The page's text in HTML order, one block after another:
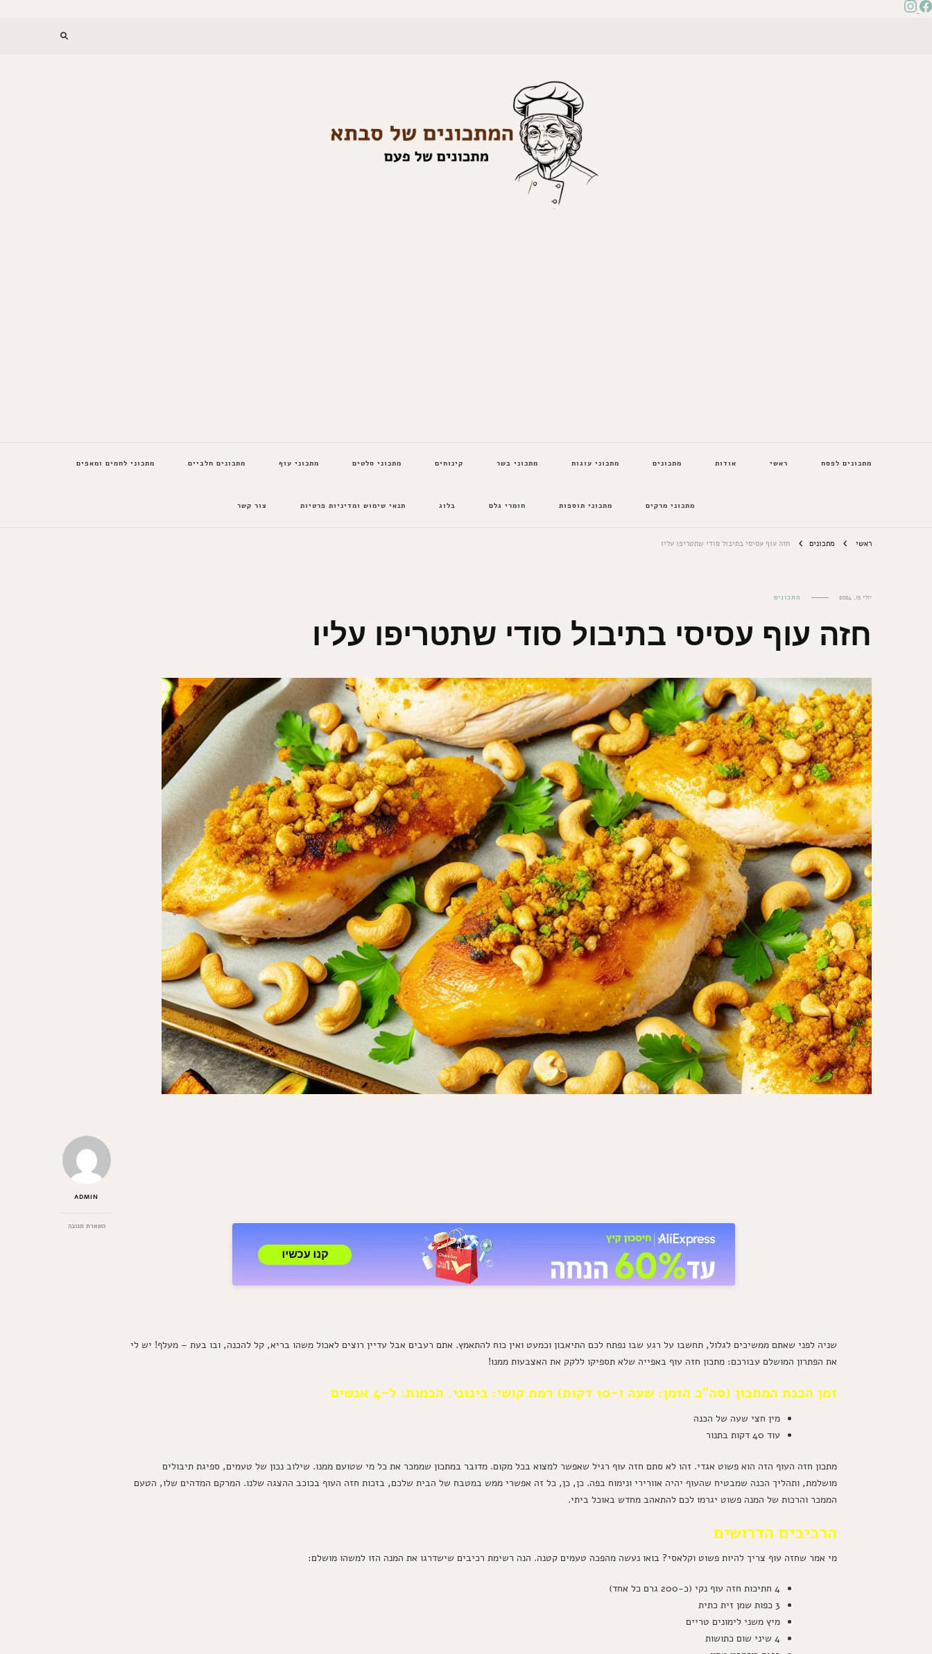
מתכונים לפסח ראשי אודות מתכונים מתכוני עוגות מתכוני בשר קינוחים מתכוני סלטים מתכוני עוף מתכונים חלביים מתכוני לחמים ומאפים
מתכוני מרקים מתכוני תוספות חומרי גלם בלוג תנאי שימוש ומדיניות פרטיות צור קשר
ראשי מתכונים חזה עוף עסיסי בתיבול סודי שתטריפו עליו
יולי 15, 2024 מתכונים
חזה עוף עסיסי בתיבול סודי שתטריפו עליו
ADMIN
השארת תגובהבנושא
שניה לפני שאתם ממשיכים לגלול, תחשבו על רגע שבו נפתח לכם התיאבון וכמעט ואין כוח להתאמץ. אתם רעבים אבל עדיין רוצים לאכול משהו בריא, קל להכנה, ובו בעת – מעלף! יש לי
את הפתרון המושלם עבורכם: מתכון חזה עוף באפייה שלא תספיקו ללקק את האצבעות ממנו!
זמן הכנת המתכון (סה"כ הזמן: שעה ו-10 דקות) רמת קושי: בינוני. הכמות: ל-4 אנשים
מין חצי שעה של הכנה
עוד 40 דקות בתנור
מתכון חזה העוף הזה הוא פשוט אגדי. זהו לא סתם חזה עוף רגיל שאפשר למצוא בכל מקום. מדובר במתכון שממכר את כל מי שטועם ממנו. שילוב נכון של טעמים, ספיגת תיבולים
מושלמת, ותהליך הכנה שמבטיח שהעוף יהיה אוורירי ונימוח בפה. כן, כן, כל זה אפשרי ממש במטבח של הבית שלכם, בזכות חזה העוף בכוכב ההצגה שלנו. המרקם המדהים שלו, הטעם
הממכר והרכות של המנה פשוט יגרמו לכם להתאהב מחדש באוכל ביתי.
הרכיבים הדרושים
מי אמר שחזה עוף צריך להיות פשוט וקלאסי? בואו נעשה מהפכה טעמים קטנה. הנה רשימת רכיבים שישדרגו את המנה הזו למשהו מושלם:
4 חתיכות חזה עוף נקי (כ-200 גרם כל אחד)
3 כפות שמן זית כתית
מיץ משני לימונים טריים
4 שיני שום כתושות